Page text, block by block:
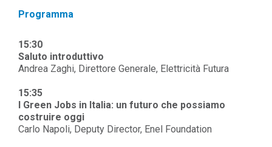
Programma
15:30
Saluto introduttivo
Andrea Zaghi, Direttore Generale, Elettricità Futura
15:35
I Green Jobs in Italia: un futuro che possiamo
costruire oggi
Carlo Napoli, Deputy Director, Enel Foundation